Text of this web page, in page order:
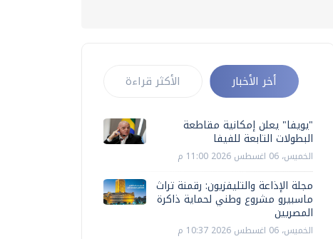
أخر الأخبار الأكثر قراءة
"يويفا" يعلن إمكانية مقاطعة
البطولات التابعة للفيفا
الخميس، 06 اغسطس 2026 11:00 م
مجلة الإذاعة والتليفزيون: رقمنة تراث
ماسبيرو مشروع وطني لحماية ذاكرة
المصريين
الخميس، 06 اغسطس 2026 10:37 م